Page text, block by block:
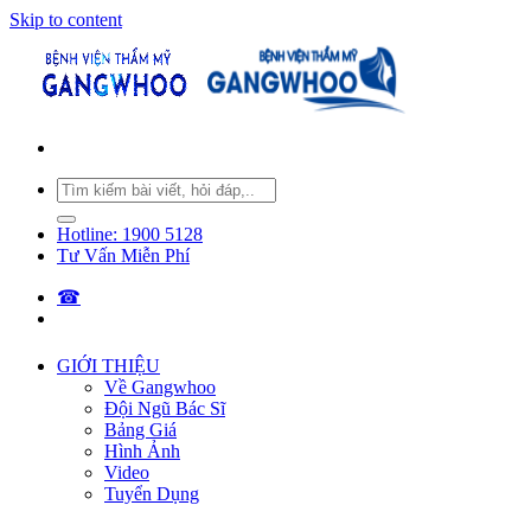
Skip to content
Hotline: 1900 5128
Tư Vấn Miễn Phí
☎︎
GIỚI THIỆU
Về Gangwhoo
Đội Ngũ Bác Sĩ
Bảng Giá
Hình Ảnh
Video
Tuyển Dụng